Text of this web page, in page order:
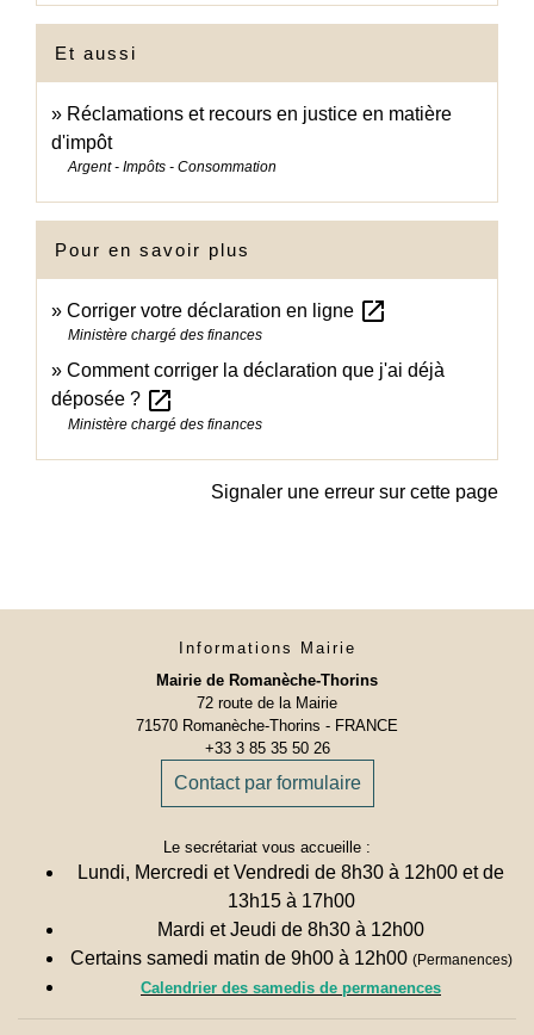
Et aussi
Réclamations et recours en justice en matière
d'impôt
Argent - Impôts - Consommation
Pour en savoir plus
Corriger votre déclaration en ligne open_in_new
Ministère chargé des finances
Comment corriger la déclaration que j'ai déjà
déposée ? open_in_new
Ministère chargé des finances
Signaler une erreur sur cette page
Informations Mairie
Mairie de Romanèche-Thorins
72 route de la Mairie
71570 Romanèche-Thorins - FRANCE
+33 3 85 35 50 26
Contact par formulaire
Le secrétariat vous accueille :
Lundi, Mercredi et Vendredi de 8h30 à 12h00 et de
13h15 à 17h00
Mardi et Jeudi de 8h30 à 12h00
Certains samedi matin de 9h00 à 12h00 (Permanences)
Calendrier des samedis de permanences